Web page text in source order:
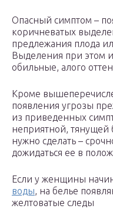
Опасный симптом –
коричневатых
предлежания плода
Выделения при этом
обильные, алого
Кроме
появления угрозы
из приведенных
неприятной, тянущей
нужно сделать –
дожидаться ее в
Если у женщины
воды, на белье
желтоватые следы